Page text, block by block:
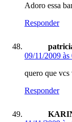
Adoro essa
Responder
09/11/2009 às
quero que
Responder